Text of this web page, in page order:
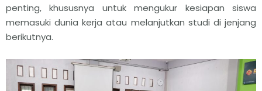
penting, khususnya untuk mengukur kesiapan siswa
memasuki dunia kerja atau melanjutkan studi di jenjang
berikutnya.